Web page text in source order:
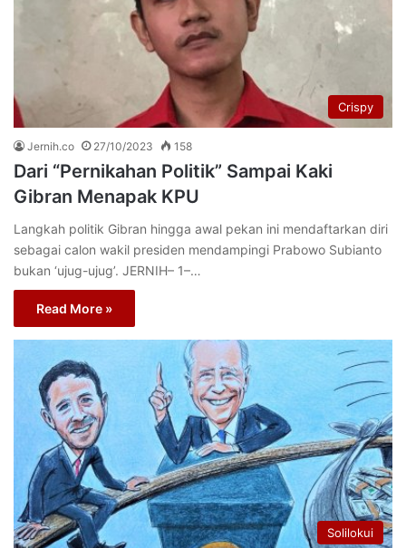
Crispy
Jernih.co 27/10/2023 158
Dari “Pernikahan Politik” Sampai Kaki
Gibran Menapak KPU
Langkah politik Gibran hingga awal pekan ini mendaftarkan diri
sebagai calon wakil presiden mendampingi Prabowo Subianto
bukan ‘ujug-ujug’. JERNIH– 1–…
Read More »
Solilokui